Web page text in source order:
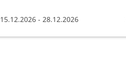
15.12.2026 - 28.12.2026